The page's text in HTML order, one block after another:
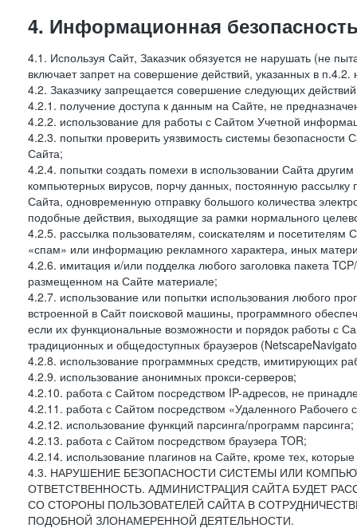
4. Информационная
4.1. Используя Сайт, Заказчик обязуется не нарушать (не
включает запрет на совершение действий, указанных в
4.2. Заказчику запрещается совершение следующих
4.2.1. получение доступа к данным на Сайте, не
4.2.2. использование для работы с Сайтом Учетной
4.2.3. попытки проверить уязвимость системы
Сайта;
4.2.4. попытки создать помехи в использовании Сайта
компьютерных вирусов, порчу данных, постоянную
Сайта, одновременную отправку большого количества
подобные действия, выходящие за рамки нормального
4.2.5. рассылка пользователям, соискателям и
«спам» или информацию рекламного характера, иных
4.2.6. имитация и/или подделка любого заголовка пакета
размещенном на Сайте материале;
4.2.7. использование или попытки использования любого
встроенной в Сайт поисковой машины, программного
если их функциональные возможности и порядок работы с
традиционных и общедоступных браузеров
4.2.8. использование программных средств, имитирующих
4.2.9. использование анонимных прокси-серверов;
4.2.10. работа с Сайтом посредством IP-адресов, не
4.2.11. работа с Сайтом посредством «Удаленного Рабочего
4.2.12. использование функций парсинга/программ парсинга;
4.2.13. работа с Сайтом посредством браузера TOR;
4.2.14. использование плагинов на Сайте, кроме тех,
4.3. НАРУШЕНИЕ БЕЗОПАСНОСТИ СИСТЕМЫ ИЛИ
ОТВЕТСТВЕННОСТЬ. АДМИНИСТРАЦИЯ САЙТА БУДЕТ
СО СТОРОНЫ ПОЛЬЗОВАТЕЛЕЙ САЙТА В
ПОДОБНОЙ ЗЛОНАМЕРЕННОЙ ДЕЯТЕЛЬНОСТИ.